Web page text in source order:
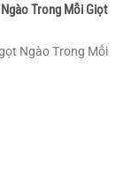
Trong Mỗi Giọt
Ngào Trong Mỗi